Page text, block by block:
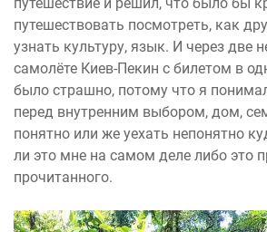
путешествовать посмотреть, как
узнать культуру, язык. И через две
самолёте Киев-Пекин с билетом в
было страшно, потому что я
перед внутренним выбором, дом,
понятно или же уехать непонятно
ли это мне на самом деле либо это
прочитанного.